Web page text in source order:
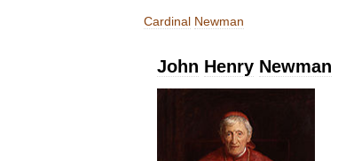
Cardinal Newman
John Henry Newman